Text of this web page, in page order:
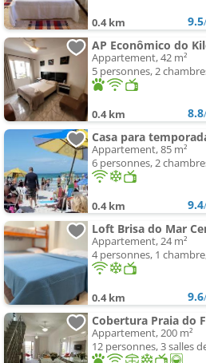
0.4 km 9.5
AP Econômico do
Appartement, 42 m²
5 personnes, 2
0.4 km 8.8
Casa para
Appartement, 85 m²
6 personnes, 2
0.4 km 9.4
Loft Brisa do Mar
Appartement, 24 m²
4 personnes, 1
0.4 km 9.6
Cobertura Praia do
Appartement, 200 m²
12 personnes, 3 salles